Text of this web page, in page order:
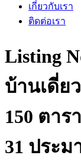
เกี่ยวกับเรา
ติดต่อเรา
Listing
บ้านเดี่ย
150 ตาร
31 ประม